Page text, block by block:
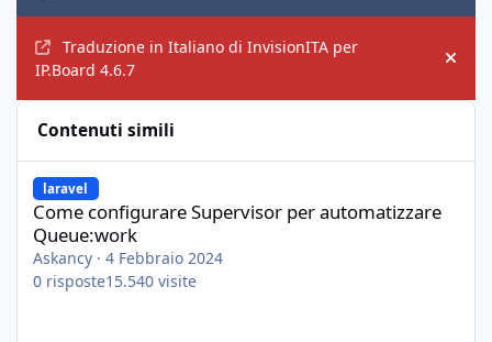
Traduzione in Italiano di InvisionITA per
IP.Board 4.6.7
Hide
Contenuti simili
laravel
Come configurare Supervisor per automatizzare
Queue:work
Askancy · 4 Febbraio 2024
0 risposte15.540 visite